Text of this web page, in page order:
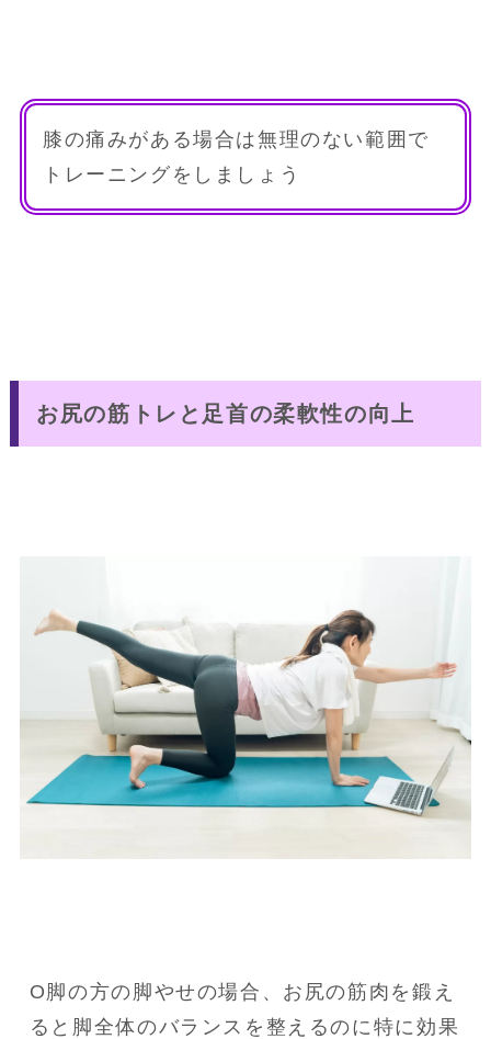
膝の痛みがある場合は無理のない範囲で
トレーニングをしましょう
お尻の筋トレと足首の柔軟性の向上
O脚の方の脚やせの場合、お尻の筋肉を鍛え
ると脚全体のバランスを整えるのに特に効果